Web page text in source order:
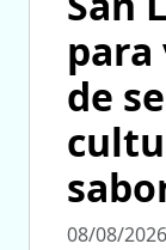
para
de
08/08/